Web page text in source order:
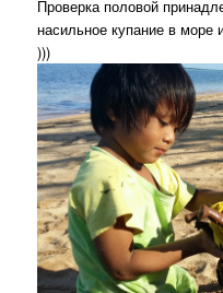
Проверка половой
насильное купание в
)))